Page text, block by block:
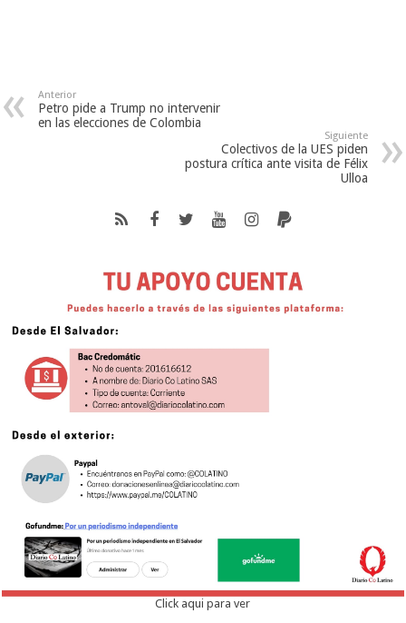
Anterior
Petro pide a Trump no intervenir
en las elecciones de Colombia
Siguiente
Colectivos de la UES piden
postura crítica ante visita de Félix
Ulloa
Click aqui para ver